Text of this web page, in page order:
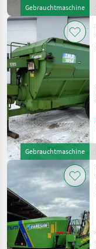
Gebrauchtmaschine
Gebrauchtmaschine